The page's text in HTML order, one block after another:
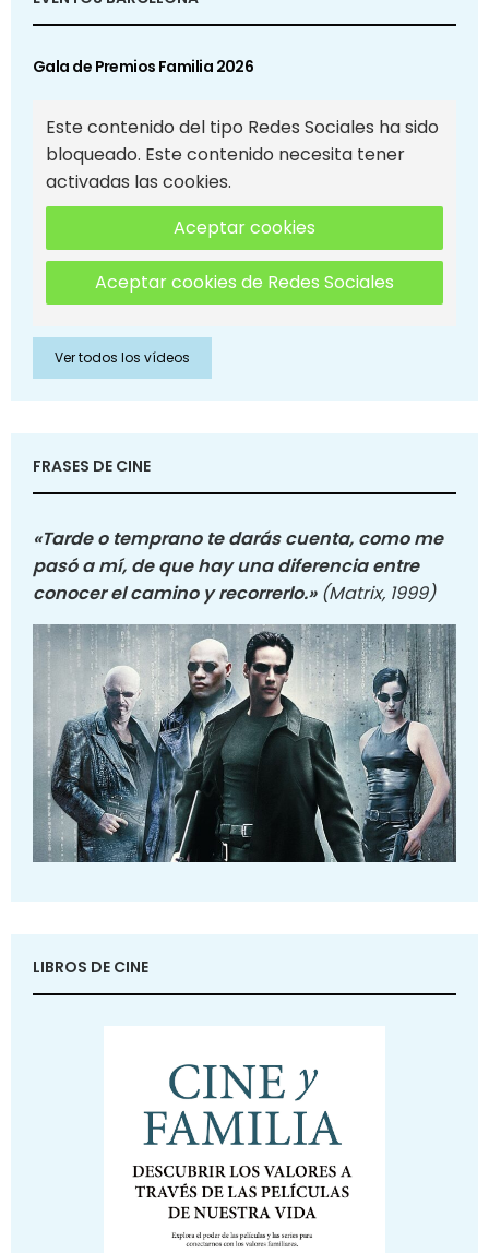
Gala de Premios Familia 2026
Este contenido del tipo Redes Sociales ha sido
bloqueado. Este contenido necesita tener
activadas las cookies.
Aceptar cookies
Aceptar cookies de Redes Sociales
Ver todos los vídeos
FRASES DE CINE
«Tarde o temprano te darás cuenta, como me
pasó a mí, de que hay una diferencia entre
conocer el camino y recorrerlo.» (Matrix, 1999)
LIBROS DE CINE